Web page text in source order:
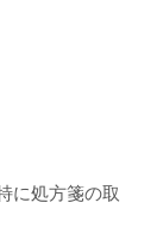
に処方箋の取